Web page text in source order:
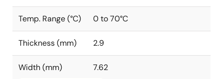
Temp. Range (°C) 0 to 70°C
Thickness (mm) 2.9
Width (mm) 7.62